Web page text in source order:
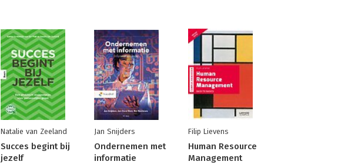
Natalie van Zeeland
Succes begint bij
jezelf
Jan Snijders
Ondernemen met
informatie
Filip Lievens
Human Resource
Management